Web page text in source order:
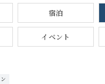
宿泊
イベント